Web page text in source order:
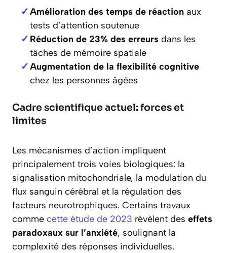
Amélioration des temps de réactionaux
tests d’attention soutenue
Réduction de 23% des erreurs dans les
tâches de mémoire spatiale
Augmentation de la flexibilité cognitive
chez les personnes âgées
Cadre scientifique actuel: forces et
limites
Les mécanismes d’action impliquent
principalement trois voies biologiques: la
signalisation mitochondriale, la modulation du
flux sanguin cérébral et la régulation des
facteurs neurotrophiques. Certains travaux
comme cette étude de 2023 révèlent des effets
paradoxaux sur l’anxiété, soulignant la
complexité des réponses individuelles.